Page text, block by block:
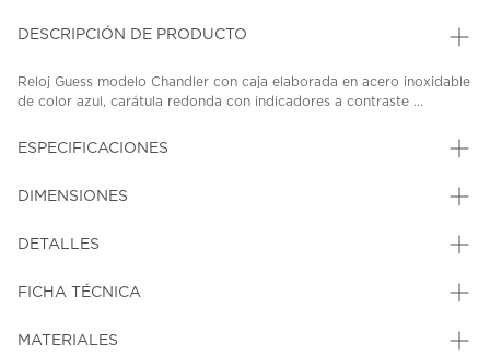
DESCRIPCIÓN DE PRODUCTO
Reloj Guess modelo Chandler con caja elaborada en acero inoxidable
de color azul, carátula redonda con indicadores a contraste ...
ESPECIFICACIONES
DIMENSIONES
DETALLES
FICHA TÉCNICA
MATERIALES